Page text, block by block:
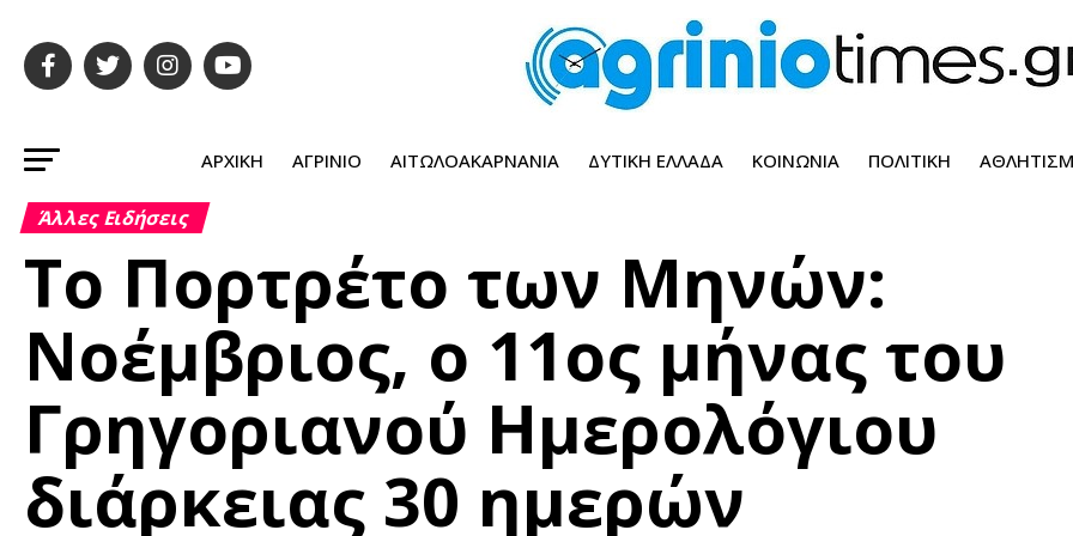
ΑΡΧΙΚΉ ΑΓΡΊΝΙΟ ΑΙΤΩΛΟΑΚΑΡΝΑΝΊΑ ΔΥΤΙΚΉ ΕΛΛΆΔΑ ΚΟΙΝΩΝΊΑ ΠΟΛΙΤΙΚΉ
Άλλες Ειδήσεις
Το Πορτρέτο των Μηνών:
Νοέμβριος, ο 11ος μήνας του
Γρηγοριανού Ημερολόγιου
διάρκειας 30 ημερών